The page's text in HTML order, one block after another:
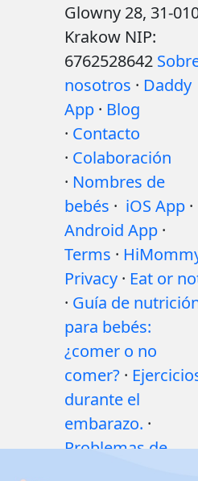
Glowny 28, 31-
Krakow NIP:
6762528642
nosotros · Daddy
App · Blog
· Contacto
· Colaboración
· Nombres de
bebés · iOS App ·
Android App ·
Terms ·
Privacy · Eat or
· Guía de
para bebés:
¿comer o no
comer? ·
durante el
embarazo. ·
Problemas de